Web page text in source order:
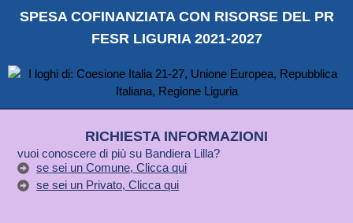
SPESA COFINANZIATA CON RISORSE DEL PR
FESR LIGURIA 2021-2027
RICHIESTA INFORMAZIONI
vuoi conoscere di più su Bandiera Lilla?
se sei un Comune, Clicca qui
se sei un Privato, Clicca qui